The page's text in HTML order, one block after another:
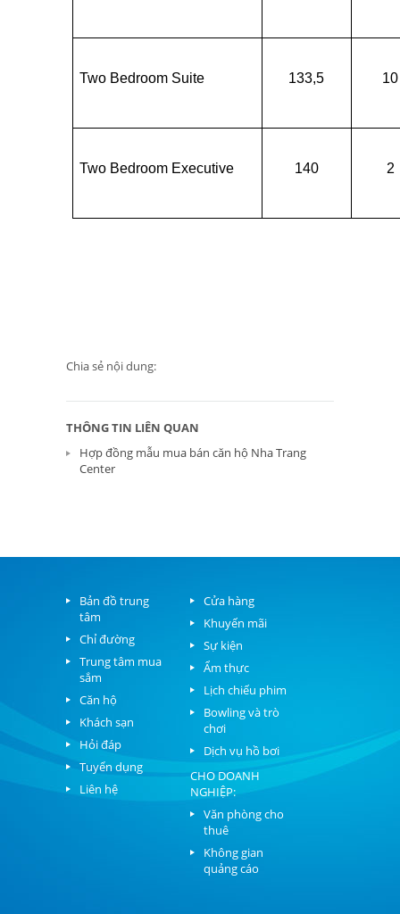
Two Bedroom Suite 133,5 10
Two Bedroom Executive 140 2
Chia sẻ nội dung:
THÔNG TIN LIÊN QUAN
Hợp đồng mẫu mua bán căn hộ Nha Trang
Center
Bản đồ trung
tâm
Chỉ đường
Trung tâm mua
sắm
Căn hộ
Khách sạn
Hỏi đáp
Tuyển dụng
Liên hệ
Cửa hàng
Khuyến mãi
Sự kiện
Ẩm thực
Lịch chiếu phim
Bowling và trò
chơi
Dịch vụ hồ bơi
CHO DOANH
NGHIỆP:
Văn phòng cho
thuê
Không gian
quảng cáo